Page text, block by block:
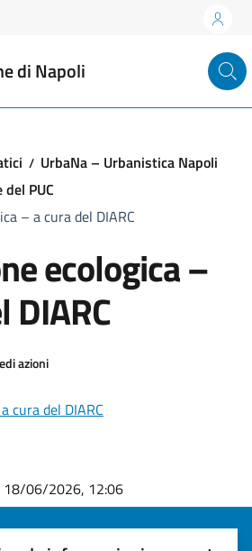
di Napoli
UrbaNa – Urbanistica Napoli
PUC
– a cura del DIARC
ecologica –
DIARC
azioni
cura del DIARC
18/06/2026, 12:06